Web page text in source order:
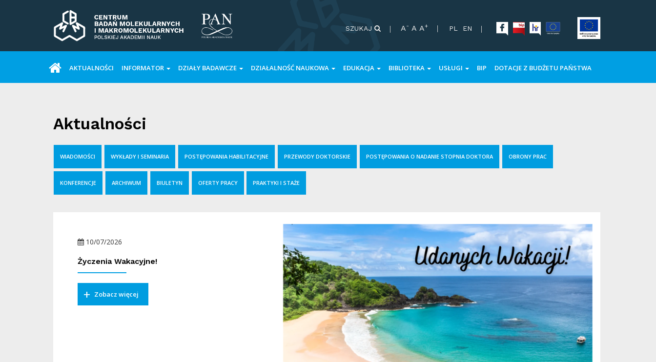
SZUKAJ A- A A+ PL EN
AKTUALNOŚCI INFORMATOR DZIAŁY BADAWCZE DZIAŁALNOŚĆ NAUKOWA EDUKACJA BIBLIOTEKA USŁUGI BIP DOTACJE Z BUDŻETU PAŃSTWA
Aktualności
WIADOMOŚCI WYKŁADY I SEMINARIA POSTĘPOWANIA HABILITACYJNE PRZEWODY DOKTORSKIE POSTĘPOWANIA O NADANIE STOPNIA DOKTORA OBRONY PRAC
KONFERENCJE ARCHIWUM BIULETYN OFERTY PRACY PRAKTYKI I STAŻE
10/07/2026
Życzenia Wakacyjne!
Zobacz więcej